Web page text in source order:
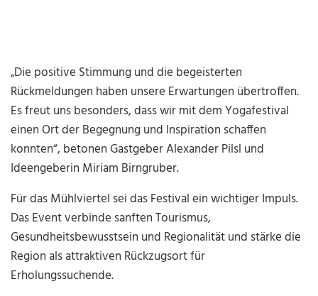
„Die positive Stimmung und die begeisterten
Rückmeldungen haben unsere Erwartungen übertroffen.
Es freut uns besonders, dass wir mit dem Yogafestival
einen Ort der Begegnung und Inspiration schaffen
konnten“, betonen Gastgeber Alexander Pilsl und
Ideengeberin Miriam Birngruber.
Für das Mühlviertel sei das Festival ein wichtiger Impuls.
Das Event verbinde sanften Tourismus,
Gesundheitsbewusstsein und Regionalität und stärke die
Region als attraktiven Rückzugsort für
Erholungssuchende.